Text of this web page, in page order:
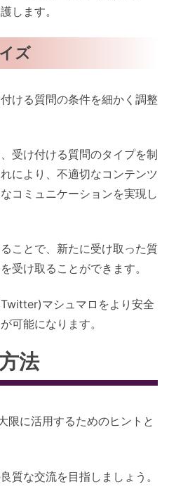
します。
ズ
ける質問の条件を細かく調整
受け付ける質問のタイプを制
により、不適切なコンテンツ
コミュニケーションを実現し
ことで、新たに受け取った質
受け取ることができます。
マシュマロをより安全
可能になります。
法
に活用するためのヒントと
質な交流を目指しましょう。